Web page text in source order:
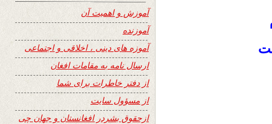
آموزش و اهمیت آن
آموزنده
آموزه های دینی ، اخلاقی و اجتماعی
ارسال نامه به مقامات افغان
از دفتر خاطرات برای شما
از مسؤول سایت
ازحقوق بشردر افغانستان و جهان چی